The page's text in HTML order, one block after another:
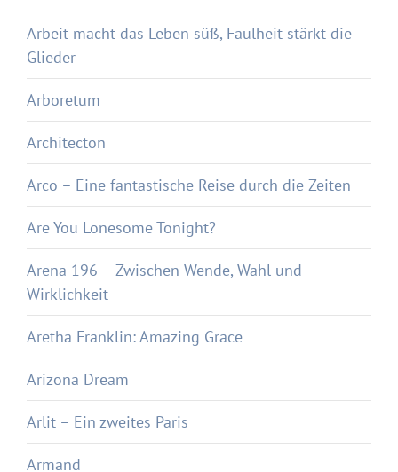
Arbeit macht das Leben süß, Faulheit stärkt die
Glieder
Arboretum
Architecton
Arco – Eine fantastische Reise durch die Zeiten
Are You Lonesome Tonight?
Arena 196 – Zwischen Wende, Wahl und
Wirklichkeit
Aretha Franklin: Amazing Grace
Arizona Dream
Arlit – Ein zweites Paris
Armand